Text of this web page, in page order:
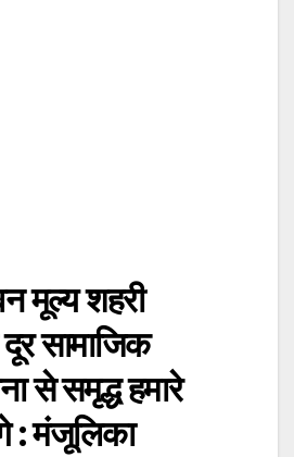
मूल्य शहरी
सामाजिक
से समृद्ध हमारे
: मंजूलिका